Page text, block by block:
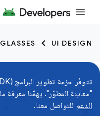
UI DESIGN
"معاينة المطوّر". يهمّنا معرفة
الدعم للتواصل معنا.